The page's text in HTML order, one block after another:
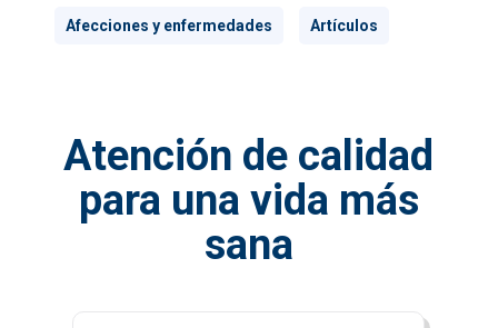
Afecciones y enfermedades Artículos
Atención de calidad
para una vida más
sana